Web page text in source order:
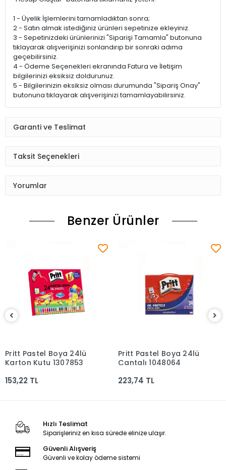
1 - Üyelik İşlemlerini tamamladıktan sonra;
2 - Satın almak istediğiniz ürünleri sepetinize ekleyiniz.
3 - Sepetinizdeki ürünlerinizi "Siparişi Tamamla" butonuna
tıklayarak alışverişinizi sonlandırıp bir sonraki adıma
geçebilirsiniz.
4 - Ödeme Seçenekleri ekranında Fatura ve İletişim
bilgilerinizi eksiksiz doldurunuz.
5 - Bilgilerinizin eksiksiz olması durumunda "Sipariş Onay"
butonuna tıklayarak alışverişinizi tamamlayabilirsiniz.
Garanti ve Teslimat
Taksit Seçenekleri
Yorumlar
Benzer Ürünler
Sepete Ekle
Pritt Pastel Boya 24lü
Karton Kutu 1307853
153,22 TL
Sepete Ekle
Pritt Pastel Boya 24lü
Çantalı 1048064
223,74 TL
Hızlı Teslimat
Siparişleriniz en kısa sürede elinize ulaşır.
Güvenli Alışveriş
Güvenli ve kolay ödeme sistemi